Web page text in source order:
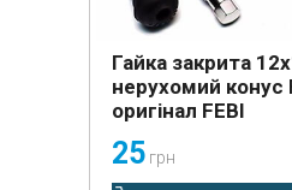
Гайка закрита
нерухомий конус
оригінал FEBI
25 грн